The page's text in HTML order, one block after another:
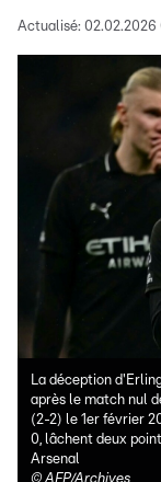
Actualisé: 02.02.2026
La déception
après le match nul
(2-2) le 1er février
0, lâchent deux
Arsenal
©AFP/Archives